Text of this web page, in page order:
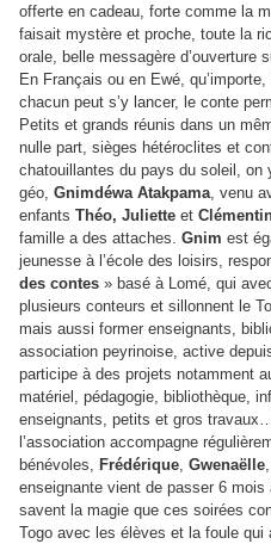
offerte en cadeau, forte comme la
faisait mystère et proche, toute la
orale, belle messagère d’ouverture
En Français ou en Ewé,
chacun peut s’y lancer, le conte
Petits et grands réunis dans un
nulle part, sièges hétéroclites et
chatouillantes du pays du soleil,
géo, Gnimdéwa Atakpama, venu
enfants Théo, Juliette et
famille a des attaches. Gnim est
jeunesse à l’école des loisirs,
des contes » basé à Lomé, qui
plusieurs conteurs et sillonnent le
mais aussi former enseignants,
association peyrinoise, active
participe à des projets notamment
matériel, pédagogie, bibliothèque,
enseignants, petits et gros
l’association accompagne
bénévoles, Frédérique, Gwenaëlle,
enseignante vient de passer 6 mois
savent la magie que ces soirées
Togo avec les élèves et la foule qui